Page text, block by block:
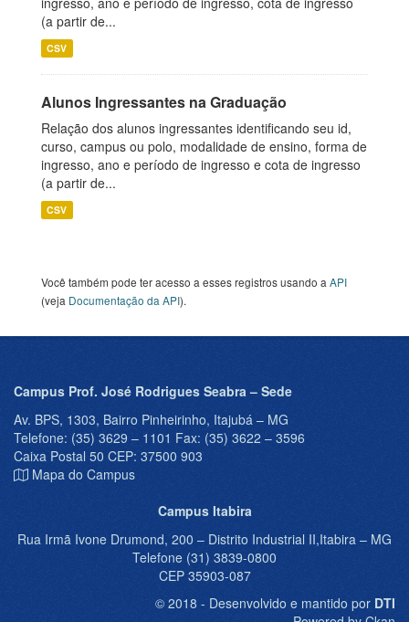
(a partir de...
CSV
Alunos Ingressantes na Graduação
Relação dos alunos ingressantes identificando seu id,
curso, campus ou polo, modalidade de ensino, forma de
ingresso, ano e período de ingresso e cota de ingresso
(a partir de...
CSV
Você também pode ter acesso a esses registros usando a API
(veja Documentação da API).
Campus Prof. José Rodrigues Seabra – Sede
Av. BPS, 1303, Bairro Pinheirinho, Itajubá – MG
Telefone: (35) 3629 – 1101 Fax: (35) 3622 – 3596
Caixa Postal 50 CEP: 37500 903
Mapa do Campus
Campus Itabira
Rua Irmã Ivone Drumond, 200 – Distrito Industrial II,Itabira – MG
Telefone (31) 3839-0800
CEP 35903-087
© 2018 - Desenvolvido e mantido por DTI